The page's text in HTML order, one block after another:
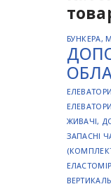
БУНКЕРА,
ЕЛЕВАТОРИ
ЖИВАЧІ,
ЗАПАСНІ